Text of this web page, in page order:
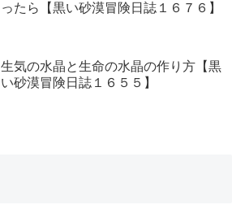
ったら【黒い砂漠冒険日誌１６７６】
生気の水晶と生命の水晶の作り方【黒
い砂漠冒険日誌１６５５】